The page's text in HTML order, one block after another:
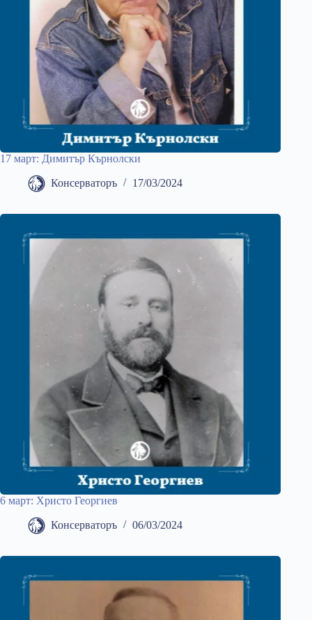
17 март: Димитър Кърнолски
Консерваторъ 17/03/2024
6 март: Христо Георгиев
Консерваторъ 06/03/2024